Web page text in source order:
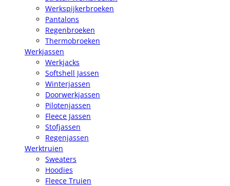
Werkspijkerbroeken
Pantalons
Regenbroeken
Thermobroeken
Werkjassen
Werkjacks
Softshell Jassen
Winterjassen
Doorwerkjassen
Pilotenjassen
Fleece Jassen
Stofjassen
Regenjassen
Werktruien
Sweaters
Hoodies
Fleece Truien